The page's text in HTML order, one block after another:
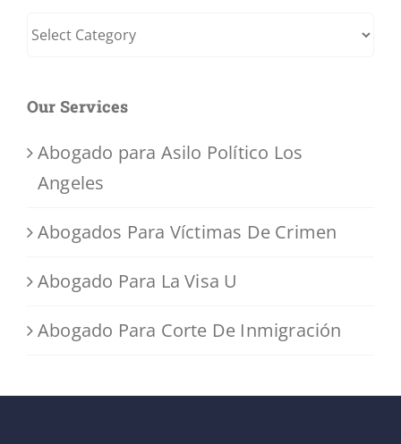
Categories
Our Services
Abogado para Asilo Político Los
Angeles
Abogados Para Víctimas De Crimen
Abogado Para La Visa U
Abogado Para Corte De Inmigración